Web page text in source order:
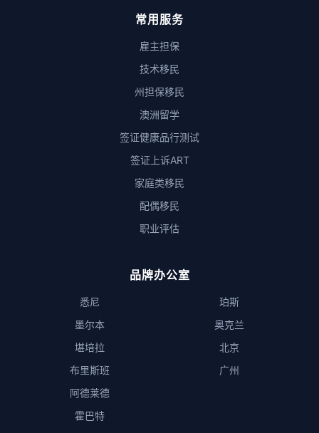
常用服务
雇主担保
技术移民
州担保移民
澳洲留学
签证健康品行测试
签证上诉ART
家庭类移民
配偶移民
职业评估
品牌办公室
悉尼
墨尔本
堪培拉
布里斯班
阿德莱德
霍巴特
珀斯
奥克兰
北京
广州